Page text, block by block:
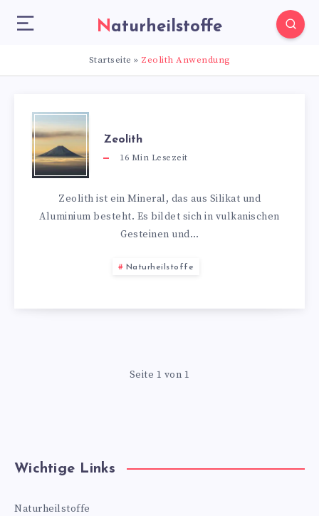
Naturheilstoffe
Startseite » Zeolith Anwendung
Zeolith
16 Min Lesezeit
Zeolith ist ein Mineral, das aus Silikat und
Aluminium besteht. Es bildet sich in vulkanischen
Gesteinen und…
Naturheilstoffe
Seite 1 von 1
Wichtige Links
Naturheilstoffe